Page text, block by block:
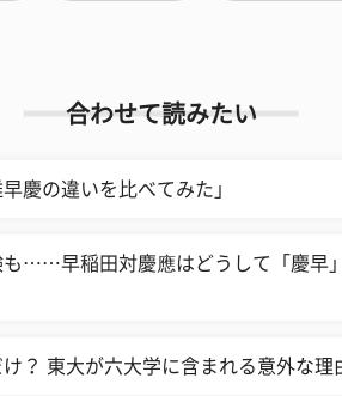
合わせて読みたい
慶の違いを比べてみた」
も……早稲田対慶應はどうして「慶早
？ 東大が六大学に含まれる意外な理